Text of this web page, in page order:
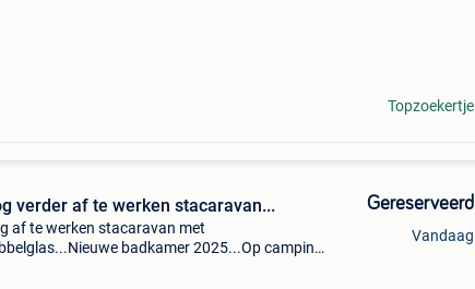
Topzoekertje
verder af te werken stacaravan...
af te werken stacaravan met
badkamer 2025...Op camping
Gereserveerd
Vandaag